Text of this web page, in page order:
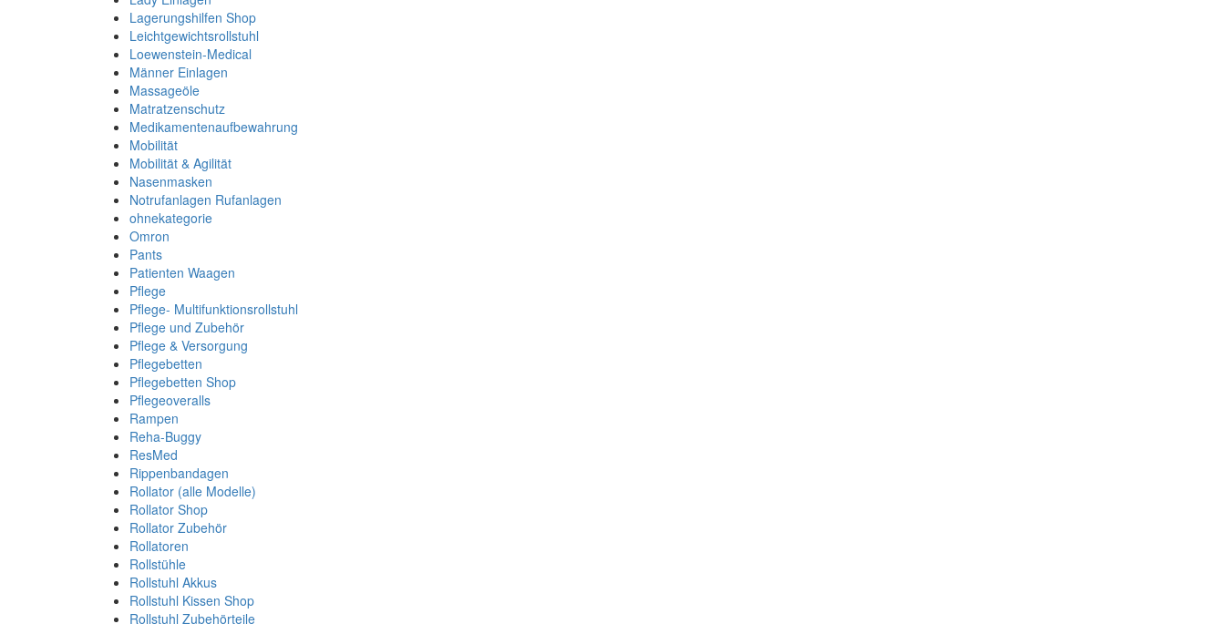
Lagerungshilfen Shop
Leichtgewichtsrollstuhl
Loewenstein-Medical
Männer Einlagen
Massageöle
Matratzenschutz
Medikamentenaufbewahrung
Mobilität
Mobilität & Agilität
Nasenmasken
Notrufanlagen Rufanlagen
ohnekategorie
Omron
Pants
Patienten Waagen
Pflege
Pflege- Multifunktionsrollstuhl
Pflege und Zubehör
Pflege & Versorgung
Pflegebetten
Pflegebetten Shop
Pflegeoveralls
Rampen
Reha-Buggy
ResMed
Rippenbandagen
Rollator (alle Modelle)
Rollator Shop
Rollator Zubehör
Rollatoren
Rollstühle
Rollstuhl Akkus
Rollstuhl Kissen Shop
Rollstuhl Zubehörteile